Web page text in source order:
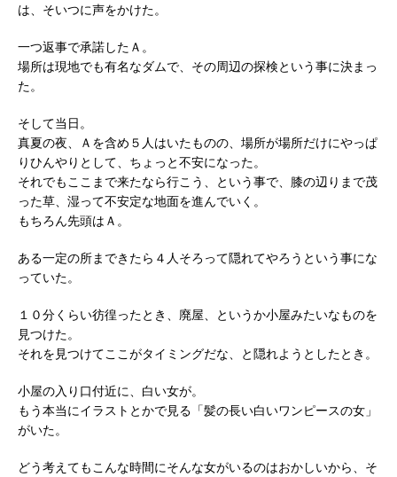
は、そいつに声をかけた。
一つ返事で承諾したＡ。
場所は現地でも有名なダムで、その周辺の探検という事に決まっ
た。
そして当日。
真夏の夜、Ａを含め５人はいたものの、場所が場所だけにやっぱ
りひんやりとして、ちょっと不安になった。
それでもここまで来たなら行こう、という事で、膝の辺りまで茂
った草、湿って不安定な地面を進んでいく。
もちろん先頭はＡ。
ある一定の所まできたら４人そろって隠れてやろうという事にな
っていた。
１０分くらい彷徨ったとき、廃屋、というか小屋みたいなものを
見つけた。
それを見つけてここがタイミングだな、と隠れようとしたとき。
小屋の入り口付近に、白い女が。
もう本当にイラストとかで見る「髪の長い白いワンピースの女」
がいた。
どう考えてもこんな時間にそんな女がいるのはおかしいから、そ